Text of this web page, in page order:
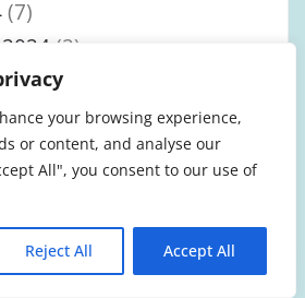
your browsing experience,
or content, and analyse our
All", you consent to our use of
Reject All Accept All
(7)
(2)
(2)
(4)
(7)
(6)
(8)